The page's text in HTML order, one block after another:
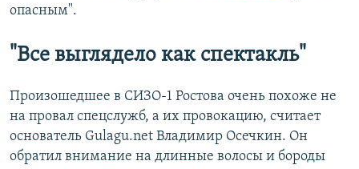
опасным".
"Все выглядело как спектакль"
Произошедшее в СИЗО-1 Ростова очень похоже не
на провал спецслужб, а их провокацию, считает
основатель Gulagu.net Владимир Осечкин. Он
обратил внимание на длинные волосы и бороды